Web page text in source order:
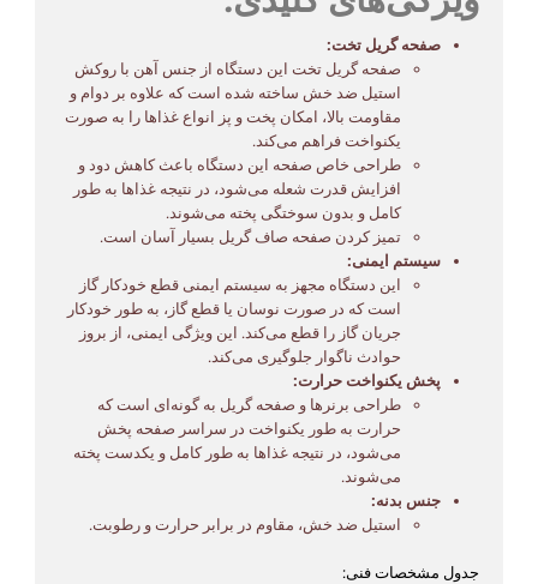
صفحه گریل تخت:
صفحه گریل تخت این دستگاه از جنس آهن با روکش
استیل ضد خش ساخته شده است که علاوه بر دوام و
مقاومت بالا، امکان پخت و پز انواع غذاها را به صورت
یکنواخت فراهم می‌کند.
طراحی خاص صفحه این دستگاه باعث کاهش دود و
افزایش قدرت شعله می‌شود، در نتیجه غذاها به طور
کامل و بدون سوختگی پخته می‌شوند.
تمیز کردن صفحه صاف گریل بسیار آسان است.
سیستم ایمنی:
این دستگاه مجهز به سیستم ایمنی قطع خودکار گاز
است که در صورت نوسان یا قطع گاز، به طور خودکار
جریان گاز را قطع می‌کند. این ویژگی ایمنی، از بروز
حوادث ناگوار جلوگیری می‌کند.
پخش یکنواخت حرارت:
طراحی برنرها و صفحه گریل به گونه‌ای است که
حرارت به طور یکنواخت در سراسر صفحه پخش
می‌شود، در نتیجه غذاها به طور کامل و یکدست پخته
می‌شوند.
جنس بدنه:
استیل ضد خش، مقاوم در برابر حرارت و رطوبت.
جدول مشخصات فنی: